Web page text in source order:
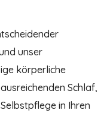
unser
körperliche
Schlaf,
in Ihren